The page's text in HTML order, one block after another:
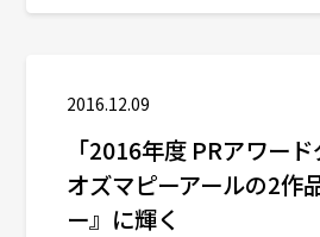
2016.12.09
「2016年度 PRアワード
オズマピーアールの2作
ー』に輝く